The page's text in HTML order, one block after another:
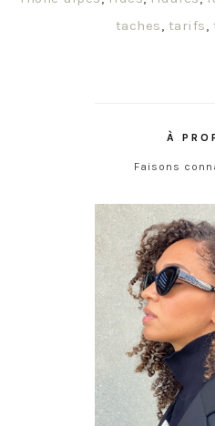
taches, tarifs,
À
Faisons